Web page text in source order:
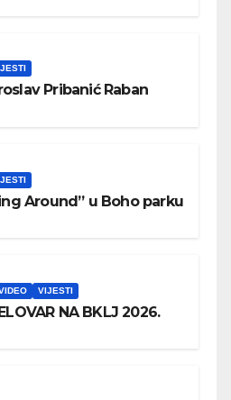
Pribanić Raban
Around” u Boho parku
VIJESTI
NA BKLJ 2026.